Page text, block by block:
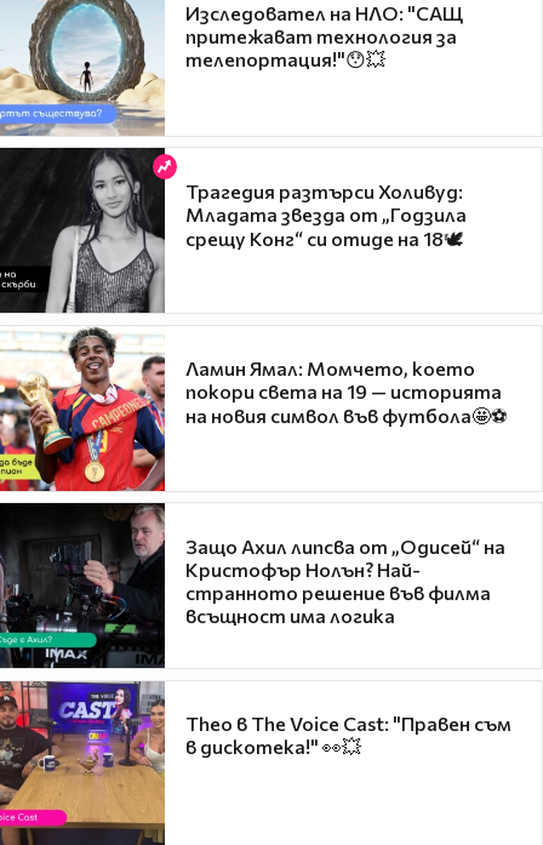
Изследовател на НЛО: "САЩ
притежават технология за
телепортация!"😯💥
Трагедия разтърси Холивуд:
Младата звезда от „Годзила
срещу Конг“ си отиде на 18🕊️
Ламин Ямал: Момчето, което
покори света на 19 — историята
на новия символ във футбола🤩⚽
Защо Ахил липсва от „Одисей“ на
Кристофър Нолън? Най-
странното решение във филма
всъщност има логика
Theo в The Voice Cast: "Правен съм
в дискотека!" 👀💥